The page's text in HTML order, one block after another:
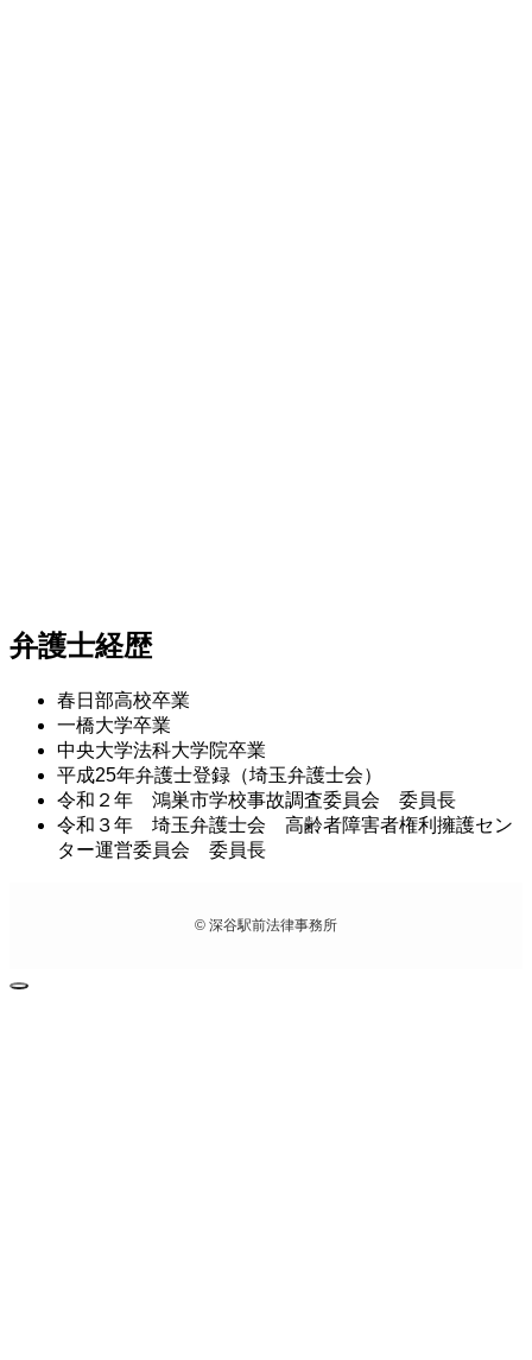
弁護士経歴
春日部高校卒業
一橋大学卒業
中央大学法科大学院卒業
平成25年弁護士登録（埼玉弁護士会）
令和２年 鴻巣市学校事故調査委員会 委員長
令和３年 埼玉弁護士会 高齢者障害者権利擁護セン
ター運営委員会 委員長
© 深谷駅前法律事務所